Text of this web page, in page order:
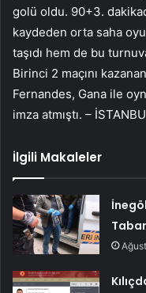
golü oldu. 90+3.
kaydeden orta saha
taşıdı hem de bu
Birinci 2 maçını
Fernandes, Gana ile
imza atmıştı. –
İlgili Makaleler